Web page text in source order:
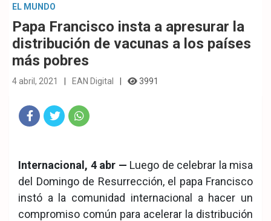
EL MUNDO
Papa Francisco insta a apresurar la
distribución de vacunas a los países
más pobres
4 abril, 2021 EAN Digital 3991
eb
ook
tsA
pp
Internacional, 4 abr — Luego de celebrar la misa
del Domingo de Resurrección, el papa Francisco
instó a la comunidad internacional a hacer un
compromiso común para acelerar la distribución